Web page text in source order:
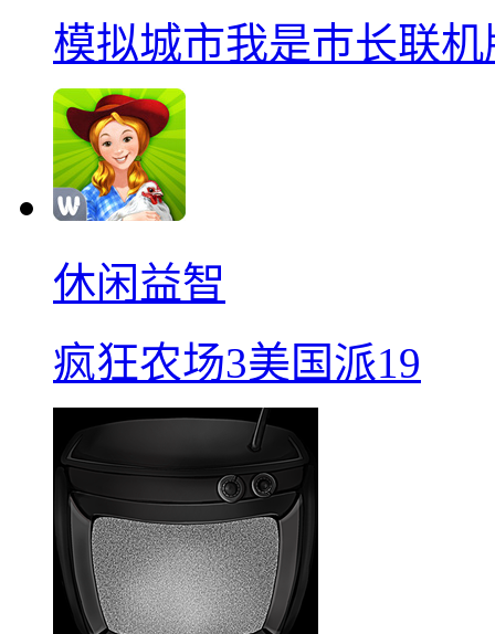
模拟城市我是巿长联机
休闲益智
疯狂农场3美国派19